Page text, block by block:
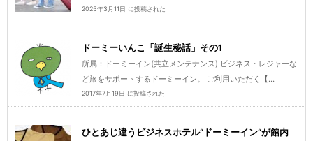
2025年3月11日 に投稿された
ドーミーいんこ「誕生秘話」その1
所属：ドーミーイン(共立メンテナンス) ビジネス・レジャーな
ど旅をサポートするドーミーイン。 ご利用いただく【...
2017年7月19日 に投稿された
ひとあじ違うビジネスホテル“ドーミーイン“が館内